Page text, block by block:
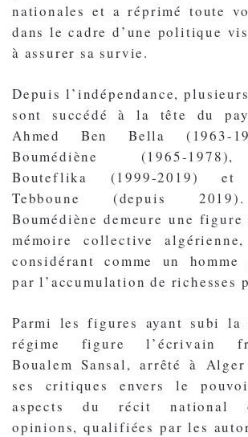
nationales et a réprimé toute
dans le cadre d’une politique
à assurer sa survie.
Depuis l’indépendance,
sont succédé à la tête du
Ahmed Ben Bella (1963-
Boumédiène (1965-
Bouteflika (1999-2019) et
Tebboune (depuis
Boumédiène demeure une
mémoire collective
considérant comme un homme
par l’accumulation de richesses
Parmi les figures ayant subi la
régime figure l’écrivain
Boualem Sansal, arrêté à
ses critiques envers le
aspects du récit national
opinions, qualifiées par les